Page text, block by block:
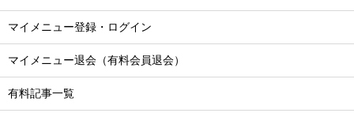
マイメニュー登録・ログイン
マイメニュー退会（有料会員退会）
有料記事一覧